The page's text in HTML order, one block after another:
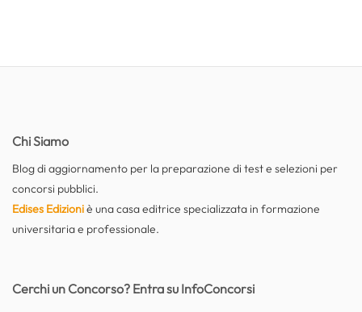
Chi Siamo
Blog di aggiornamento per la preparazione di test e selezioni per
concorsi pubblici.
Edises Edizioniè una casa editrice specializzata in formazione
universitaria e professionale.
Cerchi un Concorso? Entra su InfoConcorsi